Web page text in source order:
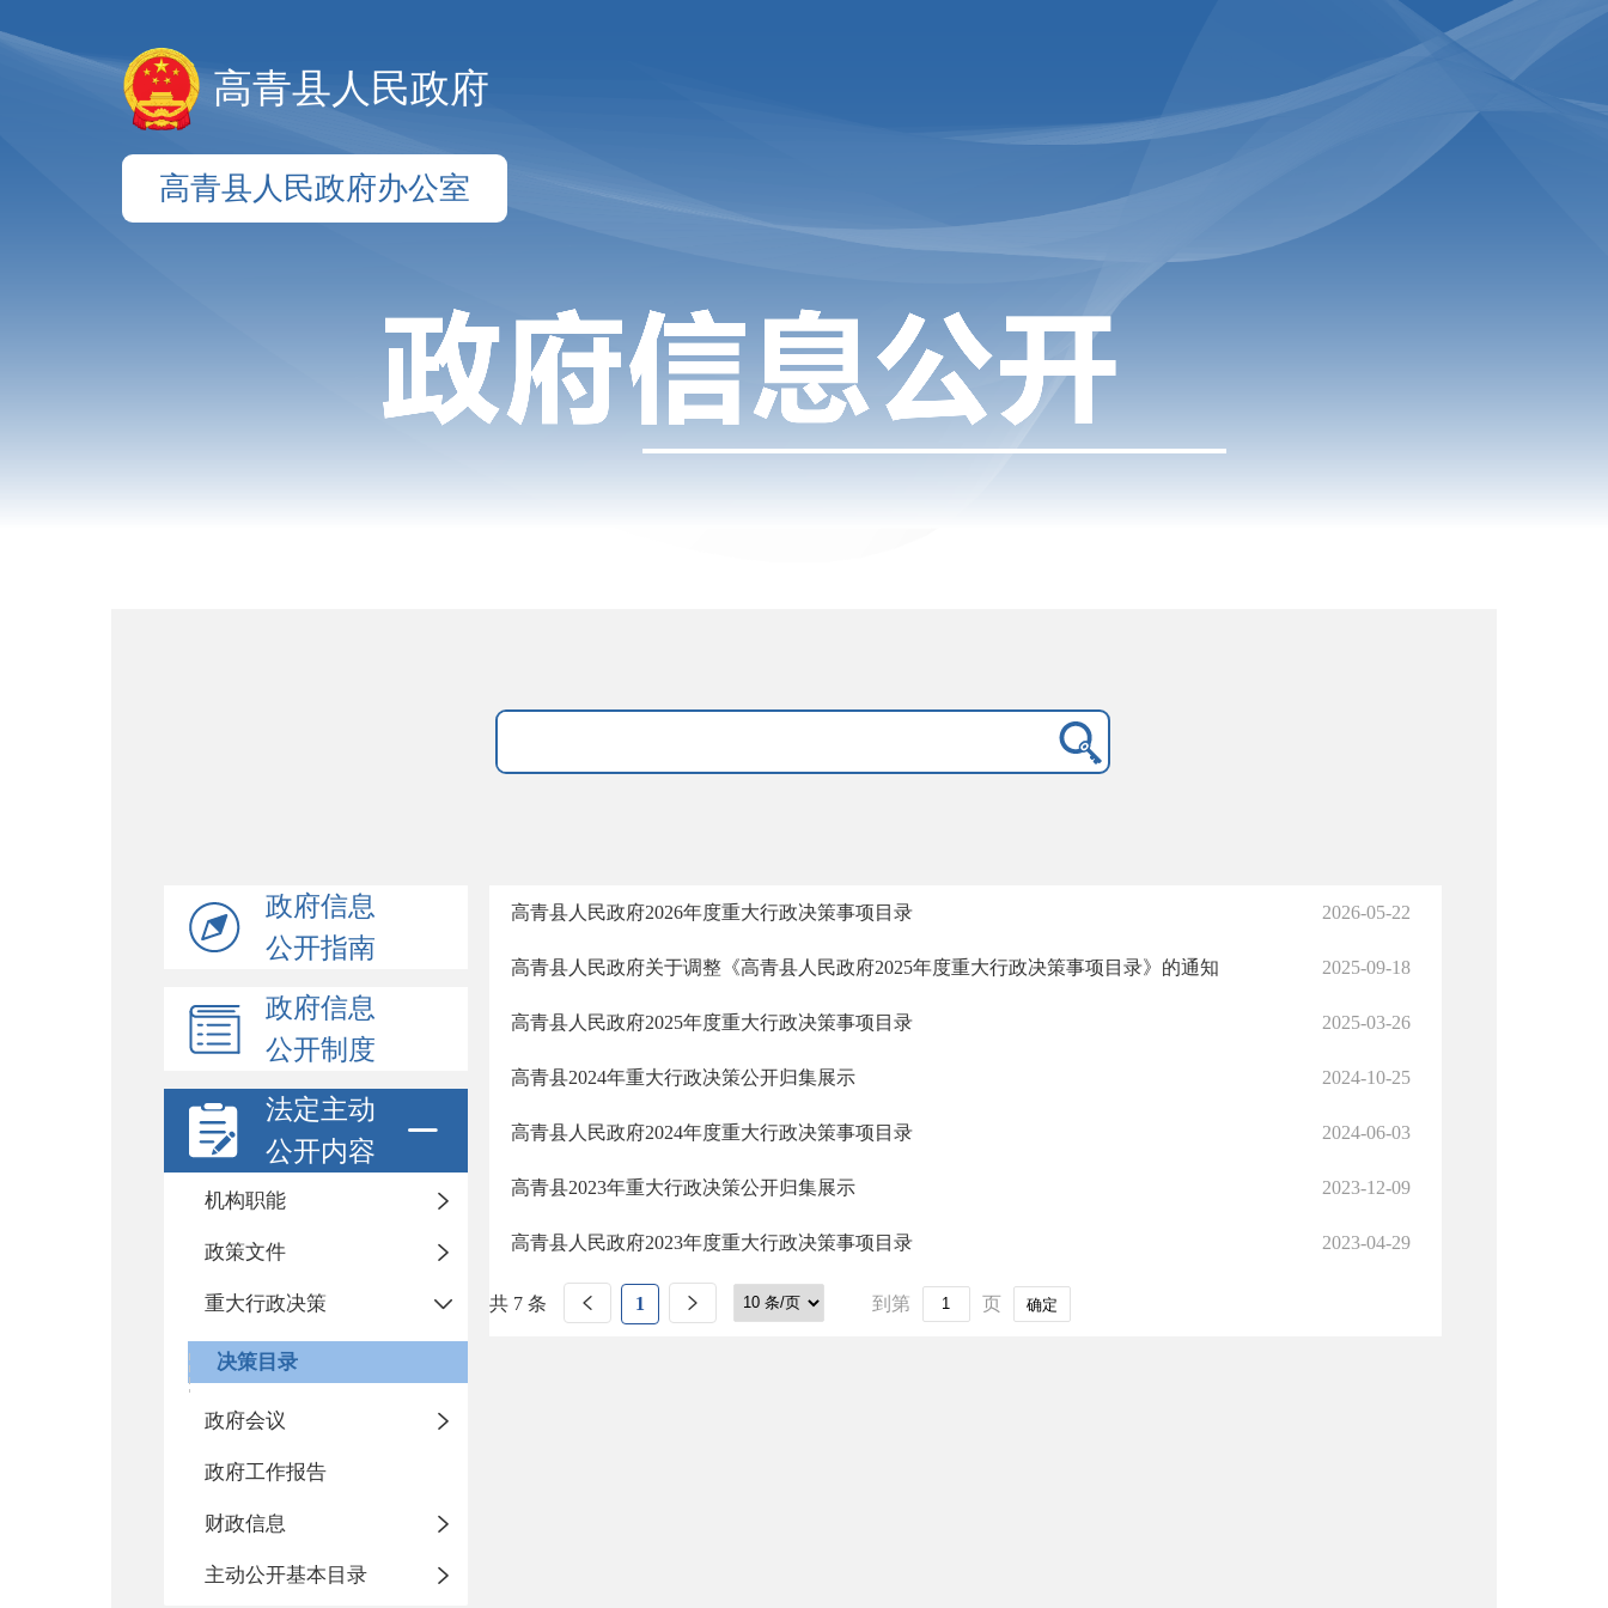
高青县人民政府
高青县人民政府办公室
政府信息
公开指南
政府信息
公开制度
法定主动
公开内容
机构职能
政策文件
重大行政决策
决策目录
政府会议
政府工作报告
财政信息
主动公开基本目录
高青县人民政府2026年度重大行政决策事项目录 2026-05-22
高青县人民政府关于调整《高青县人民政府2025年度重大行政决策事项目录》的通知 2025-09-18
高青县人民政府2025年度重大行政决策事项目录 2025-03-26
高青县2024年重大行政决策公开归集展示 2024-10-25
高青县人民政府2024年度重大行政决策事项目录 2024-06-03
高青县2023年重大行政决策公开归集展示 2023-12-09
高青县人民政府2023年度重大行政决策事项目录 2023-04-29
共 7 条 1 到第 页 确定